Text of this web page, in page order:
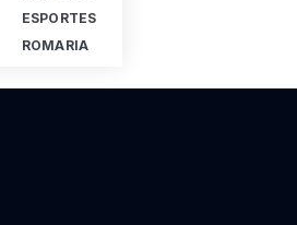
ESPORTES
ROMARIA